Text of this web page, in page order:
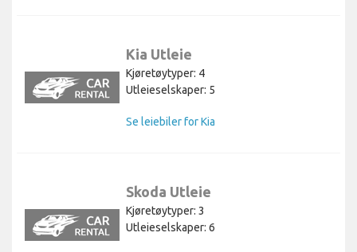
Kia Utleie
Kjøretøytyper: 4
Utleieselskaper: 5
Se leiebiler for Kia
Skoda Utleie
Kjøretøytyper: 3
Utleieselskaper: 6